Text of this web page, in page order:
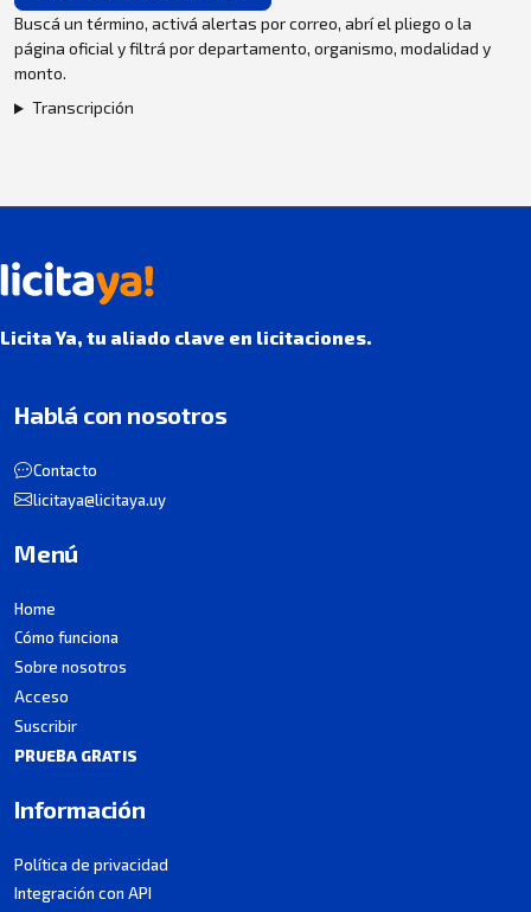
Buscá un término, activá alertas por correo, abrí el pliego o la
página oficial y filtrá por departamento, organismo, modalidad y
monto.
Transcripción
Licita Ya, tu aliado clave en licitaciones.
Hablá con nosotros
Contacto
licitaya@licitaya.uy
Menú
Home
Cómo funciona
Sobre nosotros
Acceso
Suscribir
PRUEBA GRATIS
Información
Política de privacidad
Integración con API